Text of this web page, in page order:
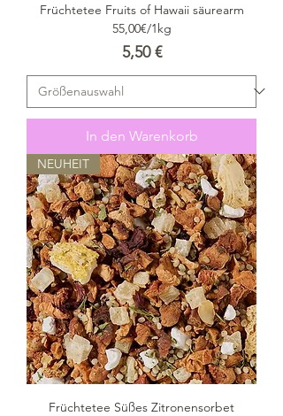
Früchtetee Fruits of Hawaii säurearm
55,00€/1kg
Preis
5,50 €
In den Warenkorb
NEUHEIT
Früchtetee Süßes Zitronensorbet